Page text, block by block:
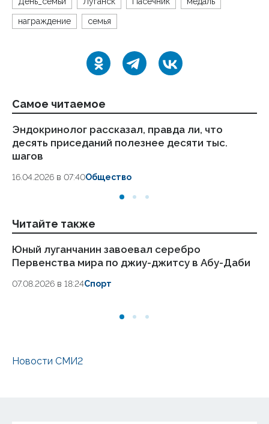
награждение семья
Самое читаемое
Эндокринолог рассказал, правда ли, что
десять приседаний полезнее десяти тыс.
шагов
16.04.2026 в 07:40Общество
Читайте также
Юный луганчанин завоевал серебро
Первенства мира по джиу-джитсу в Абу-Даби
07.08.2026 в 18:24Спорт
Новости СМИ2